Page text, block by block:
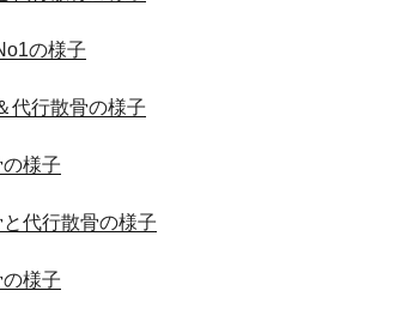
の様子
代行散骨の様子
様子
代行散骨の様子
様子